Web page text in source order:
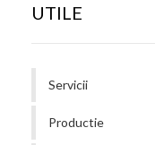
UTILE
Servicii
Productie